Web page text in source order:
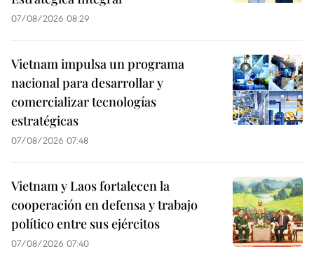
07/08/2026 08:29
Vietnam impulsa un programa
nacional para desarrollar y
comercializar tecnologías
estratégicas
07/08/2026 07:48
Vietnam y Laos fortalecen la
cooperación en defensa y trabajo
político entre sus ejércitos
07/08/2026 07:40